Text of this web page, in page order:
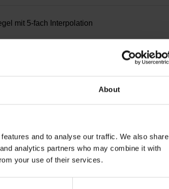
About
and to analyse our traffic. We also share
analytics partners who may combine it with
your use of their services.
mit 5-fach Interpolation